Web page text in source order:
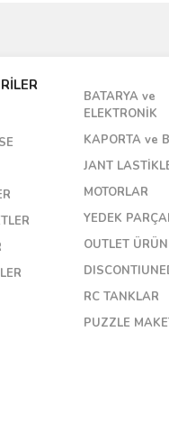
Yorum Yaz
BATARYA ve
ELEKTRONİK
KAPORTA ve
JANT
MOTORLAR
YEDEK
OUTLET
RC TANKLAR
PUZZLE